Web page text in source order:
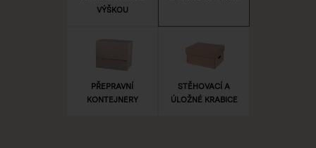
VÝŠKOU
PŘEPRAVNÍ
KONTEJNERY
STĚHOVACÍ A
ÚLOŽNÉ KRABICE